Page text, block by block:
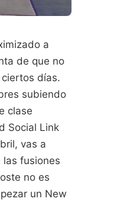
a
de que no
días.
subiendo
clase
Social Link
vas a
fusiones
no es
un New